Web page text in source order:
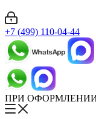
+7 (499) 110-04-44
ПРИ ОФОРМЛЕНИИ